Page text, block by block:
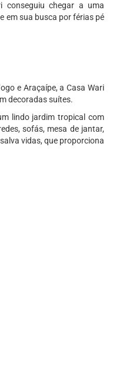
conseguiu chegar a uma
em sua busca por férias pé
e Araçaípe, a Casa Wari
decoradas suítes.
lindo jardim tropical com
sofás, mesa de jantar,
vidas, que proporciona